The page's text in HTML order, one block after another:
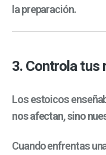
la preparación.
3. Controla tus
Los estoicos
nos afectan, sino
Cuando enfrentas